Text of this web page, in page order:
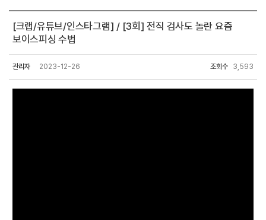
[크랩/유튜브/인스타그램] / [3회] 전직 검사도 놀란 요즘
보이스피싱 수법
관리자 2023-12-26 조회수 3,593